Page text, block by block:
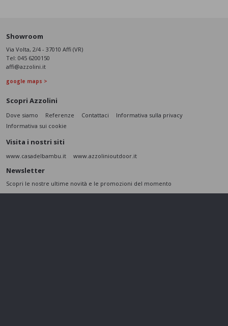
Showroom
Via Volta, 2/4 - 37010 Affi (VR)
Tel: 045 6200150
affi@azzolini.it
google maps >
Scopri Azzolini
Dove siamo Referenze Contattaci
Informativa sulla privacy
Informativa sui cookie
Visita i nostri siti
www.casadelbambu.it www.azzolinioutdoor.it
Newsletter
Scopri le nostre ultime novità e le promozioni del momento